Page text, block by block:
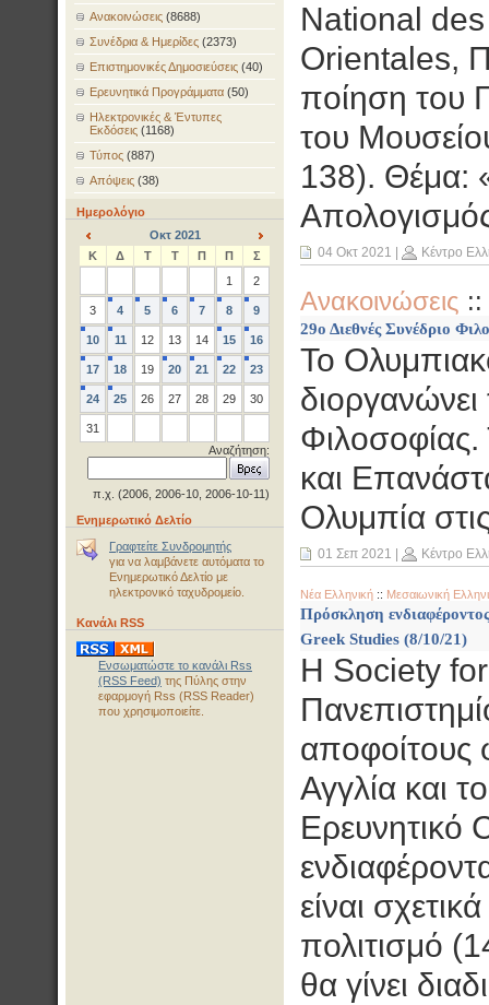
Ανακοινώσεις (8688)
Συνέδρια & Ημερίδες (2373)
Επιστημονικές Δημοσιεύσεις (40)
Ερευνητικά Προγράμματα (50)
Ηλεκτρονικές & Έντυπες
Εκδόσεις (1168)
Τύπος (887)
Απόψεις (38)
Ημερολόγιο
<
Οκτ 2021
>
Κ Δ Τ Τ Π Π
Σ
1
2
3 4 5 6 7 8 9
10 11 12 13 14 15 16
17 18 19 20 21 22 23
24 25 26 27 28 29 30
31
Αναζήτηση:
π.χ. (2006, 2006-10, 2006-10-11)
Ενημερωτικό Δελτίο
Γραφτείτε Συνδρομητής
για να λαμβάνετε αυτόματα το
Ενημερωτικό Δελτίο με
ηλεκτρονικό ταχυδρομείο.
Κανάλι RSS
Ενσωματώστε το κανάλι Rss
(RSS Feed) της Πύλης στην
εφαρμογή Rss (RSS Reader)
που χρησιμοποιείτε.
National
Orientales,
ποίηση του
του
138). Θέμα:
04 Οκτ 2021 Κέντρο
Ανακοινώσεις ::
29ο Διεθνές Συνέδριο
Το
Φιλοσοφίας.
και
Ολυμπία
01 Σεπ 2021 Κέντρο
Νέα Ελληνική :: Μεσαιωνική
Πρόσκληση
Greek Studies (8/10/21)
Η Society
αποφοίτους
Αγγλία και
Ερευνητικό
είναι
πολιτισμό
θα γίνει